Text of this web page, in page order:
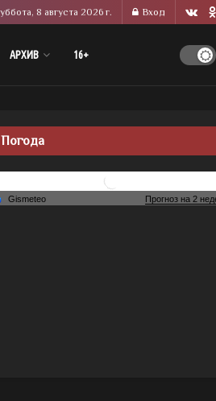
8 августа 2026 г. Вход
АРХИВ 16+
Погода